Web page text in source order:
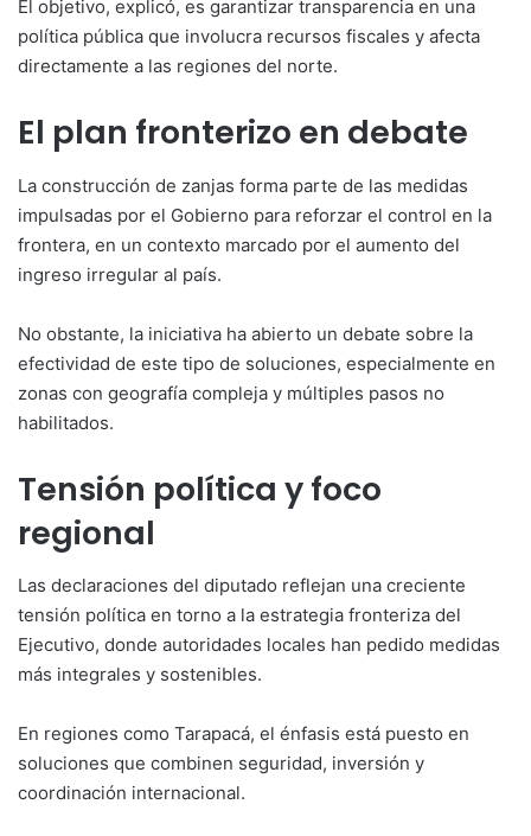
El objetivo, explicó, es garantizar transparencia en una
política pública que involucra recursos fiscales y afecta
directamente a las regiones del norte.
El plan fronterizo en debate
La construcción de zanjas forma parte de las medidas
impulsadas por el Gobierno para reforzar el control en la
frontera, en un contexto marcado por el aumento del
ingreso irregular al país.
No obstante, la iniciativa ha abierto un debate sobre la
efectividad de este tipo de soluciones, especialmente en
zonas con geografía compleja y múltiples pasos no
habilitados.
Tensión política y foco
regional
Las declaraciones del diputado reflejan una creciente
tensión política en torno a la estrategia fronteriza del
Ejecutivo, donde autoridades locales han pedido medidas
más integrales y sostenibles.
En regiones como Tarapacá, el énfasis está puesto en
soluciones que combinen seguridad, inversión y
coordinación internacional.